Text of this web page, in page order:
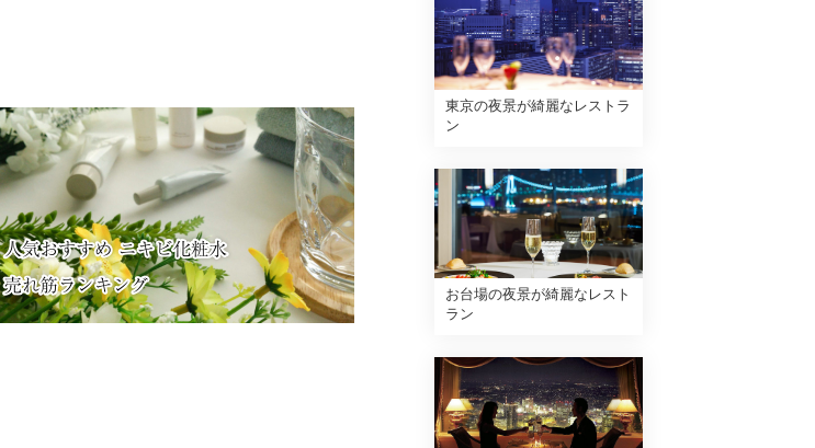
東京の夜景が綺麗なレストラ
ン
お台場の夜景が綺麗なレスト
ラン